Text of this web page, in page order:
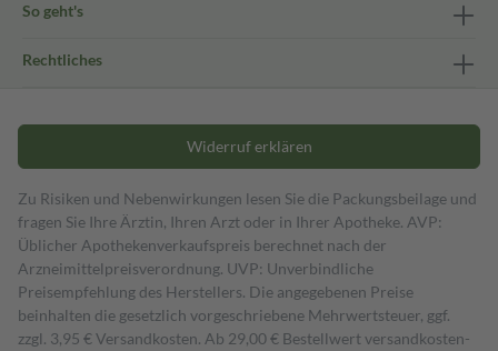
So geht's
Rechtliches
Widerruf erklären
Zu Risiken und Nebenwirkungen lesen Sie die Packungsbeilage und
fragen Sie Ihre Ärztin, Ihren Arzt oder in Ihrer Apotheke. AVP:
Üblicher Apothekenverkaufspreis berechnet nach der
Arzneimittelpreisverordnung. UVP: Unverbindliche
Preisempfehlung des Herstellers. Die angegebenen Preise
beinhalten die gesetzlich vorgeschriebene Mehrwertsteuer, ggf.
zzgl. 3,95 € Versandkosten. Ab 29,00 € Bestell­wert versand­kosten­